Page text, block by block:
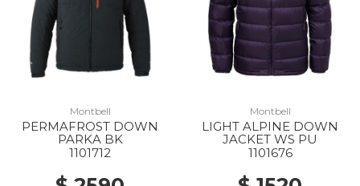
Montbell
PERMAFROST DOWN
PARKA BK
1101712
Montbell
LIGHT ALPINE DOWN
JACKET WS PU
1101676